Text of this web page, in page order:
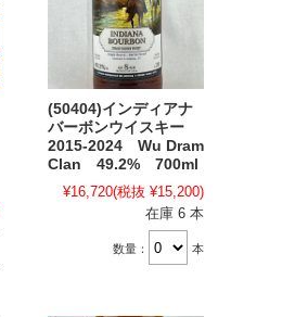
(50404)インディアナ
バーボンウイスキー
2015-2024 Wu Dram
Clan 49.2% 700ml
¥16,720(税抜 ¥15,200)
在庫 6 本
数量： 本